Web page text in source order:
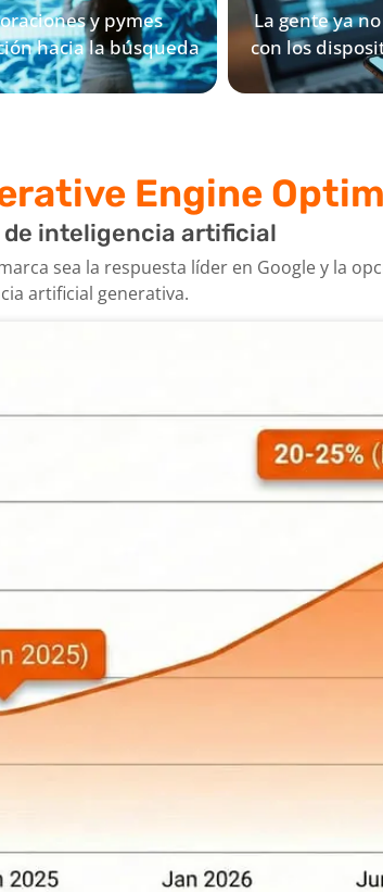
y pymes
hacia la búsqueda
un Roadmap de IA
tu equipo lidere el
La gente ya
con los
para NLP
asegurando
Engine
de inteligencia artificial
sea la respuesta líder en Google y la
artificial generativa.